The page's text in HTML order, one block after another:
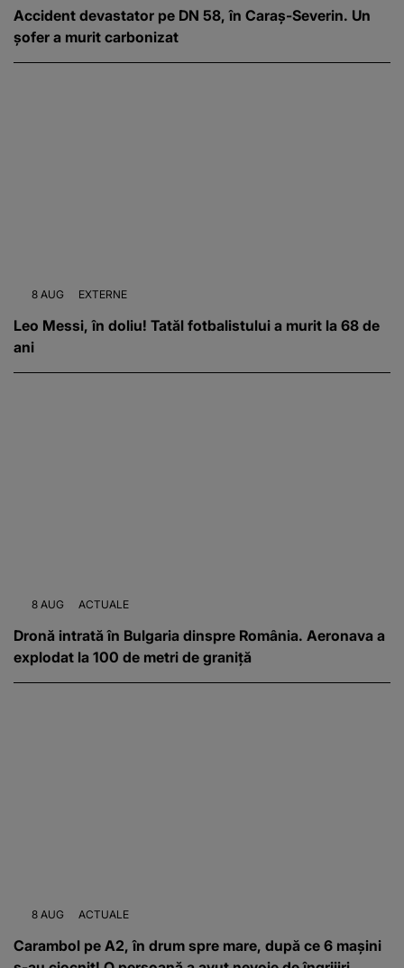
Accident devastator pe DN 58, în Caraș-Severin. Un
șofer a murit carbonizat
8 AUG EXTERNE
Leo Messi, în doliu! Tatăl fotbalistului a murit la 68 de
ani
8 AUG ACTUALE
Dronă intrată în Bulgaria dinspre România. Aeronava a
explodat la 100 de metri de graniță
8 AUG ACTUALE
Carambol pe A2, în drum spre mare, după ce 6 mașini